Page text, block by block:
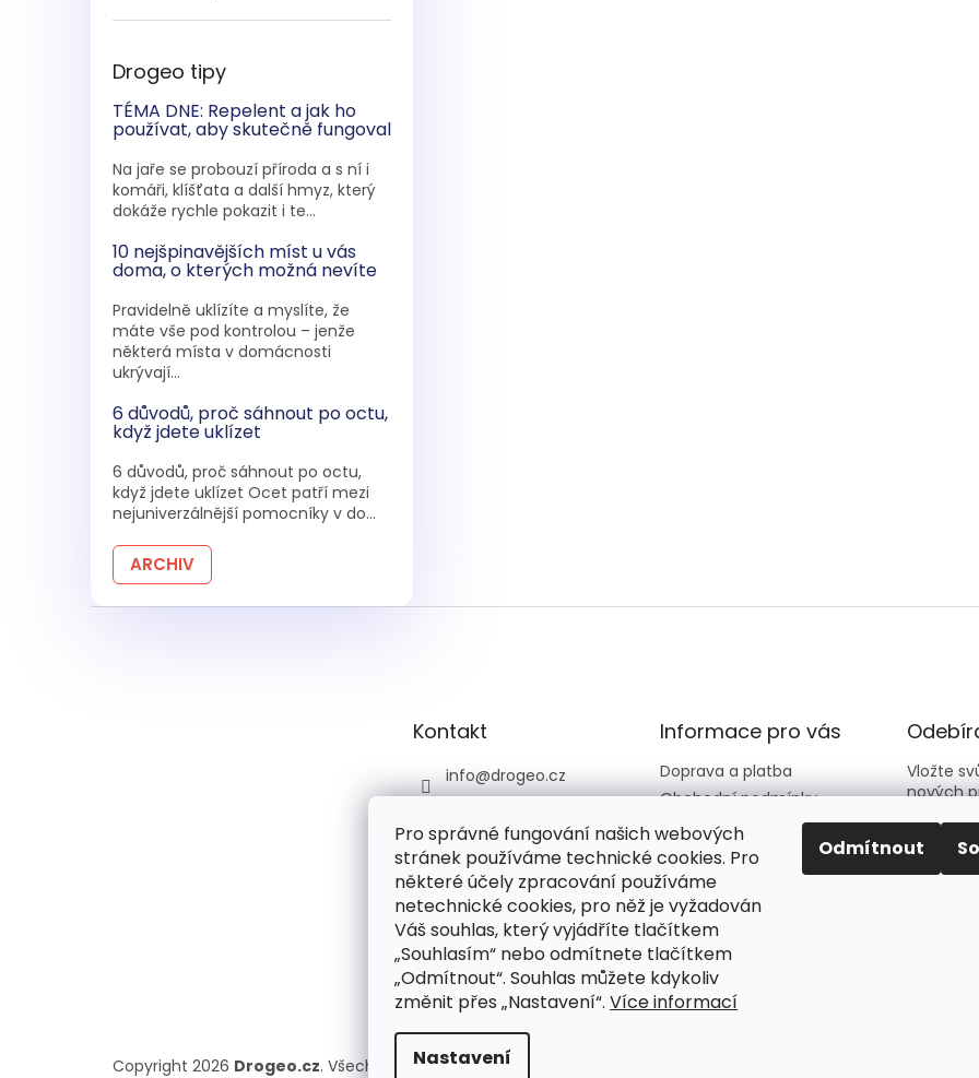
Pro správné fungování našich webových
stránek používáme technické cookies. Pro
některé účely zpracování používáme
netechnické cookies, pro něž je vyžadován
Váš souhlas, který vyjádříte tlačítkem
„Souhlasím“ nebo odmítnete tlačítkem
„Odmítnout“. Souhlas můžete kdykoliv
změnit přes „Nastavení“. Více informací
Nastavení
Odmítnout
Drogeo tipy
TÉMA DNE: Repelent a jak ho
používat, aby skutečně fungoval
Na jaře se probouzí příroda a s ní i
komáři, klíšťata a další hmyz, který
dokáže rychle pokazit i te...
10 nejšpinavějších míst u vás
doma, o kterých možná nevíte
Pravidelně uklízíte a myslíte, že
máte vše pod kontrolou – jenže
některá místa v domácnosti
ukrývají...
6 důvodů, proč sáhnout po octu,
když jdete uklízet
6 důvodů, proč sáhnout po octu,
když jdete uklízet Ocet patří mezi
nejuniverzálnější pomocníky v do...
ARCHIV
Kontakt
info@drogeo.cz
+420 607 058 258 (v
pracovní dny 08:00-1
6:00)
drogeocz
drogeo_online_droge
rie
Informace pro vás
Doprava a platba
Obchodní podmínky
Kontakty
Hodnocení obchodu
Vložte
nových
E-mail
Copyright 2026 Drogeo.cz. Všechna práva vyhrazena.